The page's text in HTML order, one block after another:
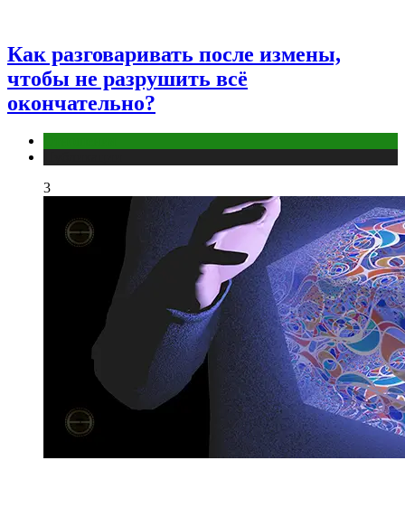
Как разговаривать после измены,
чтобы не разрушить всё
окончательно?
3